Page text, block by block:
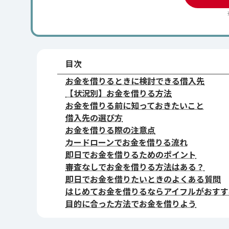
目次
お金を借りるときに検討できる借入先
【状況別】お金を借りる方法
お金を借りる前に知っておきたいこと
借入先の選び方
お金を借りる際の注意点
カードローンでお金を借りる流れ
即日でお金を借りるためのポイント
審査なしでお金を借りる方法はある？
即日でお金を借りたいときのよくある質問
はじめてお金を借りるならアイフルがおすす
目的に合った方法でお金を借りよう